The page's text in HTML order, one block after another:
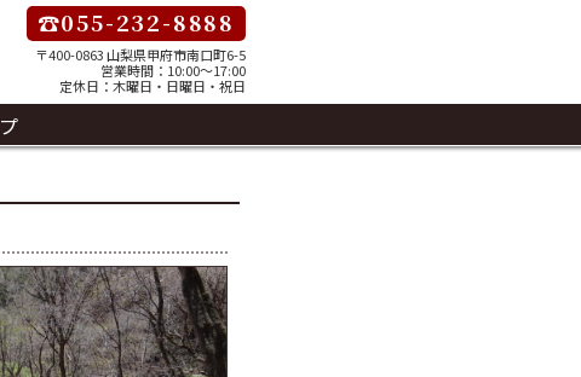
☎055-232-8888
〒400-0863 山梨県甲府市南口町6-5
営業時間：10:00～17:00
定休日：木曜日・日曜日・祝日